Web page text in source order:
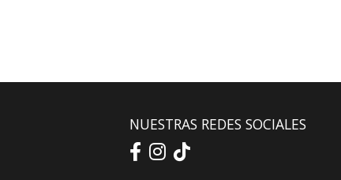
NUESTRAS REDES SOCIALES